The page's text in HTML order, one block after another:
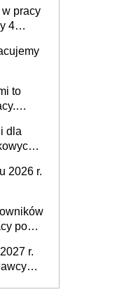
pracy
4
to
po
dla
2026 r.
po
r.